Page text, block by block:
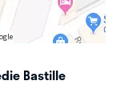
Bastille